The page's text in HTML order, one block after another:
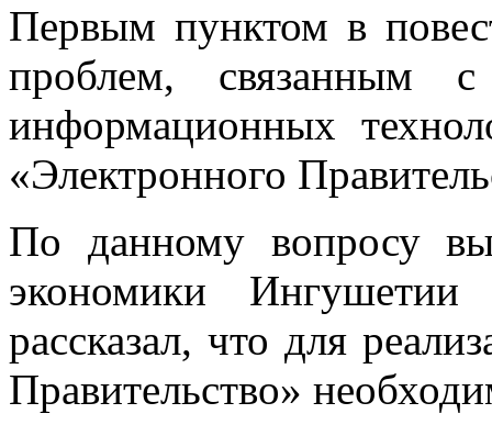
Первым пунктом в
проблем, связанным
информационных
«Электронного
По данному вопросу
экономики
рассказал, что для
Правительство»